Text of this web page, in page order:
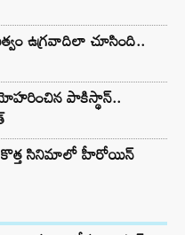
ఉగ్రవాదిలా చూసింది..
మోహరించిన పాకిస్థాన్..
కొత్త సినిమాలో హీరోయిన్